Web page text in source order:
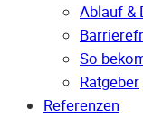
Ablauf &
So
Ratgeber
Referenzen